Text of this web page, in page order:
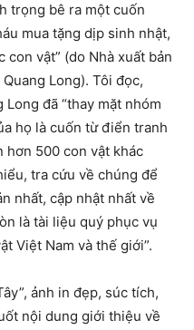
trọng bê ra một cuốn
mua tặng dịp sinh nhật,
con vật” (do Nhà xuất bản
Long). Tôi đọc,
Long đã “thay mặt nhóm
họ là cuốn từ điển tranh
hơn 500 con vật khác
tra cứu về chúng để
nhất, cập nhật nhất về
là tài liệu quý phục vụ
Việt Nam và thế giới”.
ảnh in đẹp, súc tích,
nội dung giới thiệu về